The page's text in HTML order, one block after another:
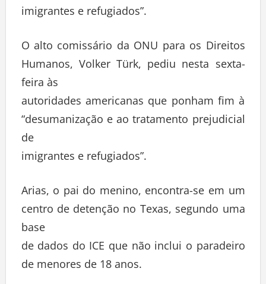
imigrantes e refugiados”.
O alto comissário da ONU para os Direitos
Humanos, Volker Türk, pediu nesta sexta-
feira às
autoridades americanas que ponham fim à
“desumanização e ao tratamento prejudicial
de
imigrantes e refugiados”.
Arias, o pai do menino, encontra-se em um
centro de detenção no Texas, segundo uma
base
de dados do ICE que não inclui o paradeiro
de menores de 18 anos.